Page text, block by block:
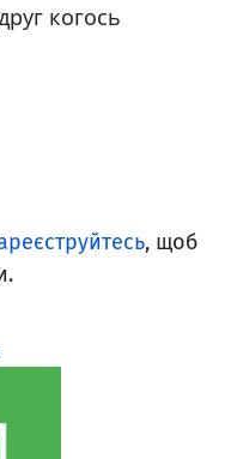
когось
, щоб